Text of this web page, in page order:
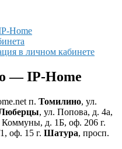
Home
в личном кабинете
— IP-Home
п. Томилино, ул.
, ул. Попова, д. 4а,
д. 1Б, оф. 206 г.
оф. 15 г. Шатура, просп.